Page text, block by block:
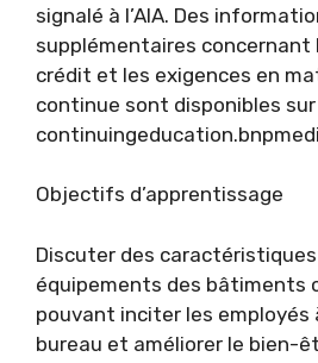
signalé à l’AIA. Des
supplémentaires concernant
crédit et les exigences en
continue sont disponibles sur
Objectifs d’apprentissage
Discuter des
équipements des bâtiments
pouvant inciter les employés
bureau et améliorer le bien-